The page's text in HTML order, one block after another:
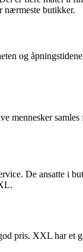
nærmeste butikker.
og
mennesker
De ansatte i
pris. XXL har et